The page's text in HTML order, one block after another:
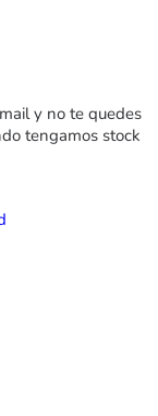
y no te quedes
tengamos stock